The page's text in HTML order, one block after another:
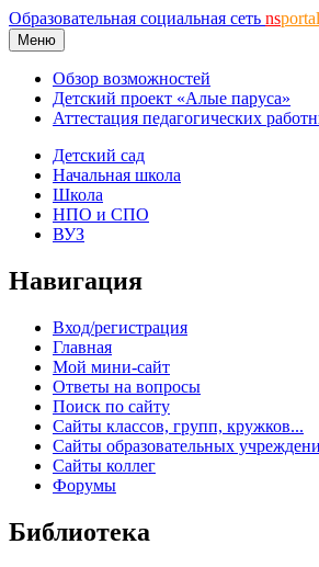
Образовательная социальная сеть ns
Меню
Обзор возможностей
Детский проект «Алые паруса»
Аттестация педагогических
Детский сад
Начальная школа
Школа
НПО и СПО
ВУЗ
Навигация
Вход/регистрация
Главная
Мой мини-сайт
Ответы на вопросы
Поиск по сайту
Сайты классов, групп, кружков...
Сайты образовательных
Сайты коллег
Форумы
Библиотека